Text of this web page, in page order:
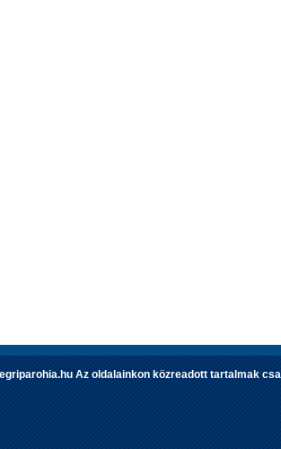
Az oldalainkon közreadott tartalmak